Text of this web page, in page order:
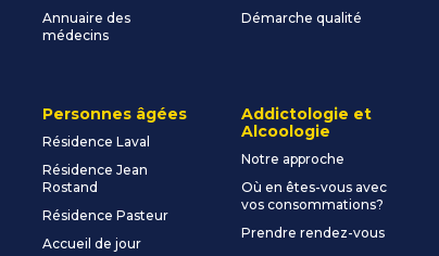
Annuaire des
médecins
Démarche qualité
Personnes âgées
Résidence Laval
Résidence Jean
Rostand
Résidence Pasteur
Accueil de jour
Addictologie et
Alcoologie
Notre approche
Où en êtes-vous avec
vos consommations?
Prendre rendez-vous